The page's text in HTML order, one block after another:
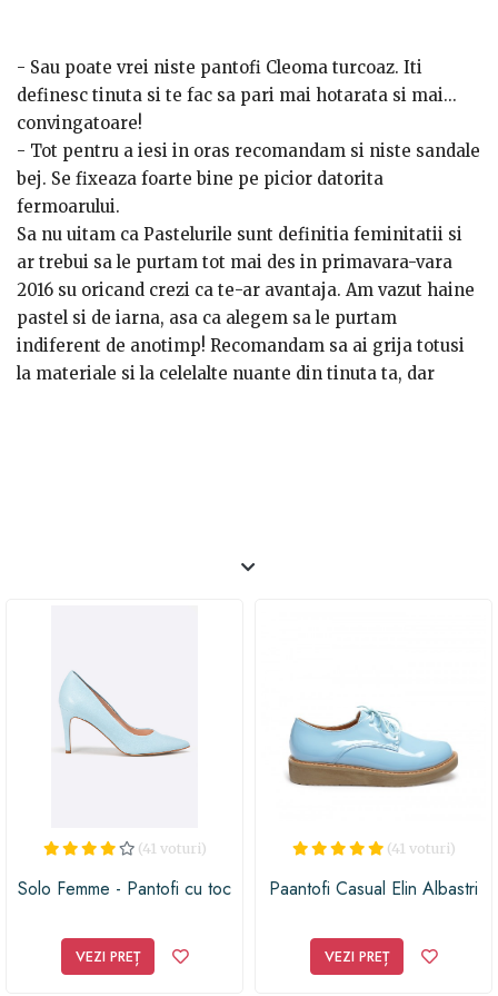
- Sau poate vrei niste pantofi Cleoma turcoaz. Iti
definesc tinuta si te fac sa pari mai hotarata si mai…
convingatoare!
- Tot pentru a iesi in oras recomandam si niste sandale
bej. Se fixeaza foarte bine pe picior datorita
fermoarului.
Sa nu uitam ca Pastelurile sunt definitia feminitatii si
ar trebui sa le purtam tot mai des in primavara-vara
2016 su oricand crezi ca te-ar avantaja. Am vazut haine
pastel si de iarna, asa ca alegem sa le purtam
indiferent de anotimp! Recomandam sa ai grija totusi
la materiale si la celelalte nuante din tinuta ta, dar
(41 voturi)
Solo Femme - Pantofi cu toc
VEZI PREȚ
(41 voturi)
Paantofi Casual Elin Albastri
VEZI PREȚ